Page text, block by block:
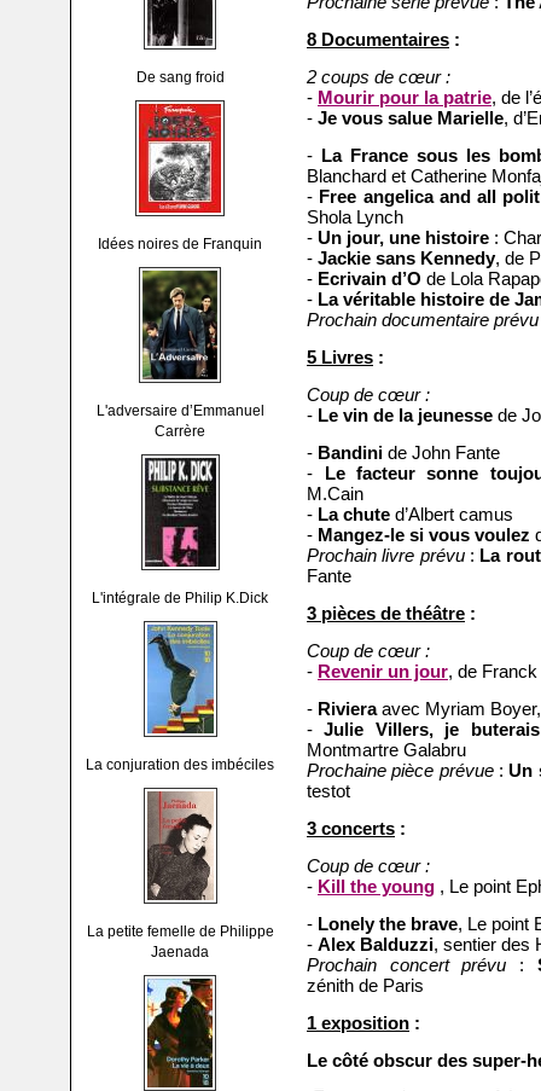
De sang froid
Idées noires de Franquin
L'adversaire d’Emmanuel
Carrère
L'intégrale de Philip K.Dick
La conjuration des imbéciles
La petite femelle de Philippe
Jaenada
8 Documentaires :
2 coups de cœur :
- Mourir pour la patrie, de
- Je vous salue Marielle,
- La France sous les
Blanchard et Catherine
- Free angelica and all
Shola Lynch
- Un jour, une histoire :
- Jackie sans Kennedy, de
- Ecrivain d’O de Lola
- La véritable histoire de
Prochain documentaire prévu
5 Livres :
Coup de cœur :
- Le vin de la jeunesse de
- Bandini de John Fante
- Le facteur sonne
M.Cain
- La chute d’Albert camus
- Mangez-le si vous voulez
Prochain livre prévu: La
Fante
3 pièces de théâtre :
Coup de cœur :
- Revenir un jour, de
- Rivieraavec Myriam
-Julie Villers, je
Montmartre Galabru
Prochaine pièce prévue:Un
testot
3 concerts :
Coup de cœur :
- Kill the young , Le point
- Lonely the brave, Le point
- Alex Balduzzi, sentier des
Prochain concert prévu :
zénith de Paris
1 exposition :
Le côté obscur des super-